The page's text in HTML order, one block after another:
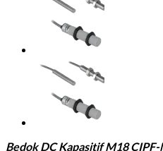
Bedok DC Kapasitif M18